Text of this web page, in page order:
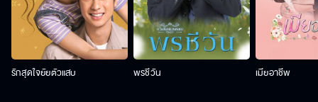
รักสุดใจยัยตัวแสบ พรชีวัน เมียอาชีพ